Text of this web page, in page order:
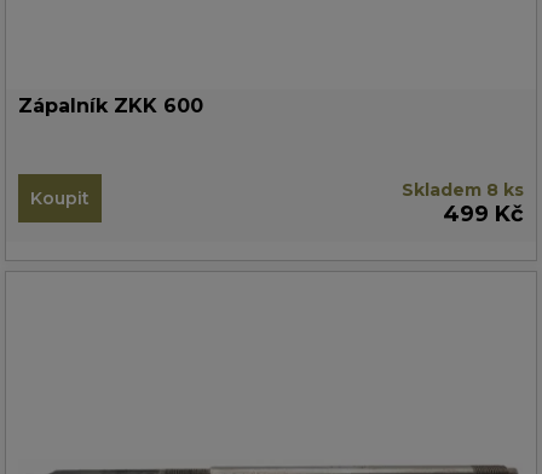
Zápalník ZKK 600
Koupit Skladem 8 ks
499 Kč